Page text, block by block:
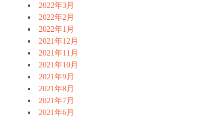
2022年3月
2022年2月
2022年1月
2021年12月
2021年11月
2021年10月
2021年9月
2021年8月
2021年7月
2021年6月